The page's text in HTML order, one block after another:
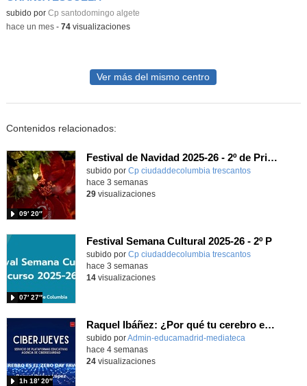
subido por Cp santodomingo algete
-hace un mes- 74visualizaciones
Ver más del mismo centro
Contenidos relacionados:
Festival de Navidad 2025-26 - 2º de Primaria
subido por Cp ciudaddecolumbia trescantos
09′ 20″
-
hace 3 semanas
29visualizaciones
Festival Semana Cultural 2025-26 - 2º P
subido por Cp ciudaddecolumbia trescantos
07′ 27″
-
hace 3 semanas
14visualizaciones
Raquel Ibáñez: ¿Por qué tu cerebro es el Zero-Day favorito de la IA
subido porAdmin-educamadrid-mediateca
1h 18′ 20″
hace 4 semanas
24visualizaciones